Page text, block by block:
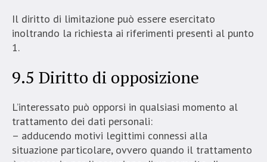
Il diritto di limitazione può essere esercitato
inoltrando la richiesta ai riferimenti presenti al punto
1.
9.5 Diritto di opposizione
L’interessato può opporsi in qualsiasi momento al
trattamento dei dati personali:
– adducendo motivi legittimi connessi alla
situazione particolare, ovvero quando il trattamento